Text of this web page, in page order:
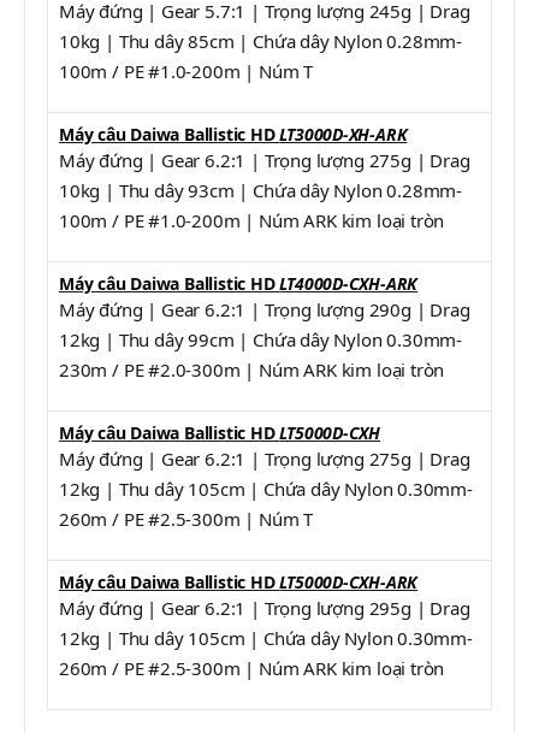
Máy đứng | Gear 5.7:1 | Trọng lượng 245g | Drag
10kg | Thu dây 85cm | Chứa dây Nylon 0.28mm-
100m / PE #1.0-200m | Núm T
Máy câu Daiwa Ballistic HDLT3000D-XH-ARK
Máy đứng | Gear 6.2:1 | Trọng lượng 275g | Drag
10kg | Thu dây 93cm | Chứa dây Nylon 0.28mm-
100m / PE #1.0-200m | Núm ARK kim loại tròn
Máy câu Daiwa Ballistic HDLT4000D-CXH-ARK
Máy đứng | Gear 6.2:1 | Trọng lượng 290g | Drag
12kg | Thu dây 99cm | Chứa dây Nylon 0.30mm-
230m / PE #2.0-300m | Núm ARK kim loại tròn
Máy câu Daiwa Ballistic HDLT5000D-CXH
Máy đứng | Gear 6.2:1 | Trọng lượng 275g | Drag
12kg | Thu dây 105cm | Chứa dây Nylon 0.30mm-
260m / PE #2.5-300m | Núm T
Máy câu Daiwa Ballistic HDLT5000D-CXH-ARK
Máy đứng | Gear 6.2:1 | Trọng lượng 295g | Drag
12kg | Thu dây 105cm | Chứa dây Nylon 0.30mm-
260m / PE #2.5-300m | Núm ARK kim loại tròn